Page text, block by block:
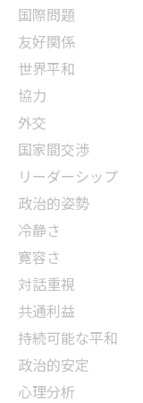
国際問題
友好関係
世界平和
協力
外交
国家間交渉
リーダーシップ
政治的姿勢
冷静さ
寛容さ
対話重視
共通利益
持続可能な平和
政治的安定
心理分析